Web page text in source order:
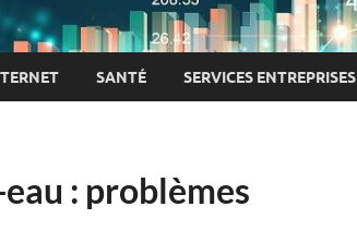
SANTÉ SERVICES ENTREPRISES
: problèmes